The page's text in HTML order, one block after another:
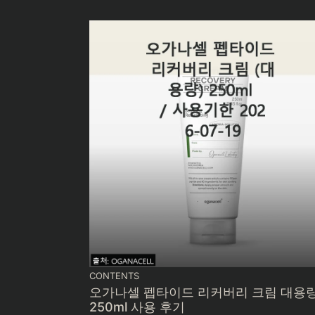
CONTENTS
오가나셀 펩타이드 리커버리 크림 대용
250ml 사용 후기